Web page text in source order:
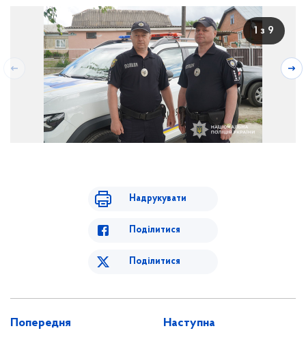
1 з 9
Надрукувати
Поділитися
Поділитися
Попередня Наступна